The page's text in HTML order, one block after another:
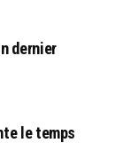
dernier
le temps